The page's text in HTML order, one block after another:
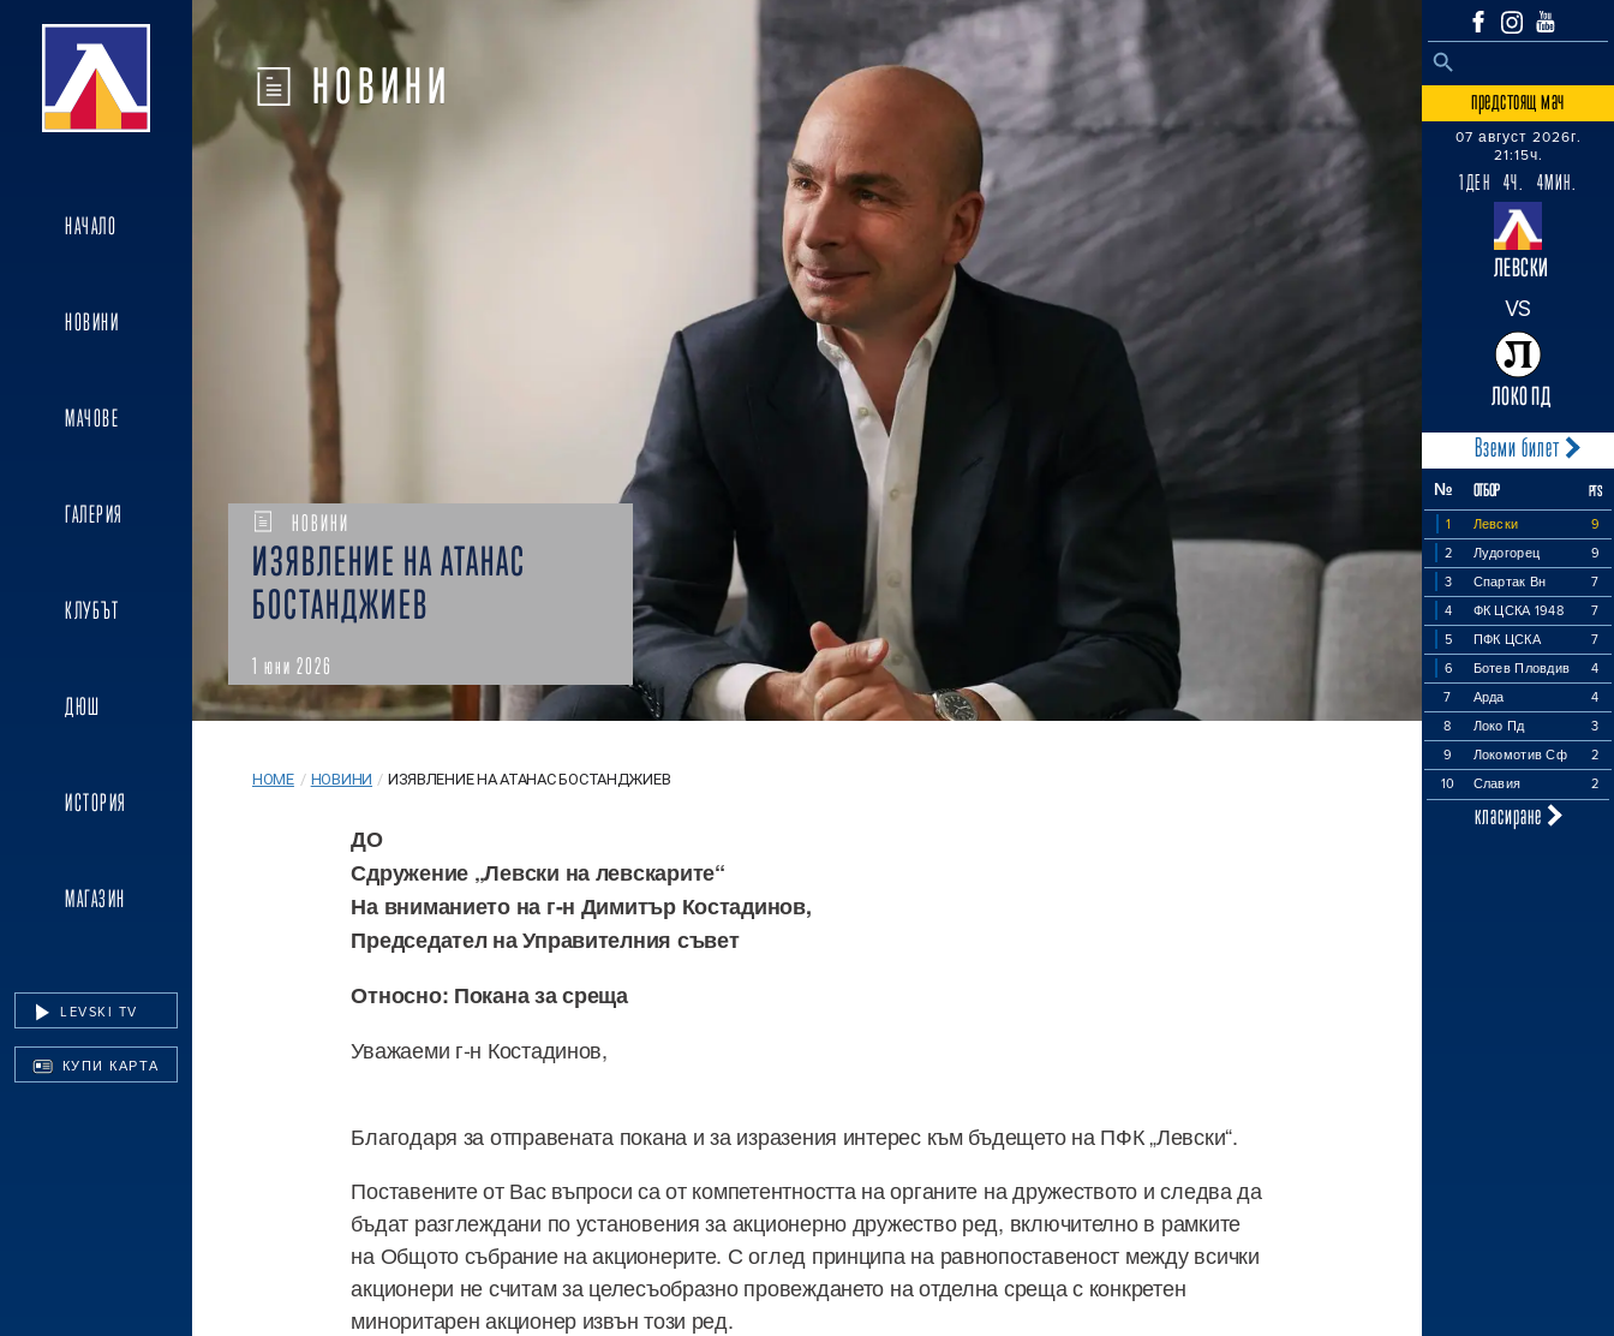
НАЧАЛО
НОВИНИ
МАЧОВЕ
ГАЛЕРИЯ
КЛУБЪТ
ДЮШ
ИСТОРИЯ
МАГАЗИН
LEVSKI TV
КУПИ КАРТА
Search
SEARCH BUTTON
предстоящ мач
07 август 2026г.
21:15ч.
1ДЕН 4Ч. 4МИН.
ЛЕВСКИ
VS
ЛОКО ПД
Вземи билет
№ ОТБОР PTS
1 Левски
9
2
Лудогорец
9
3
Спартак Вн
7
4
ФК ЦСКА 1948
7
5
ПФК ЦСКА
7
6
Ботев Пловдив
4
7
Арда
4
8
Локо Пд
3
9
Локомотив Сф
2
10
Славия 2
класиране
НОВИНИ
НОВИНИ
ИЗЯВЛЕНИЕ НА АТАНАС
БОСТАНДЖИЕВ
1 юни 2026
HOME / НОВИНИ / ИЗЯВЛЕНИЕ НА АТАНАС БОСТАНДЖИЕВ
ДО
Сдружение „Левски на левскарите“
На вниманието на г-н Димитър Костадинов,
Председател на Управителния съвет
Относно: Покана за среща
Уважаеми г-н Костадинов,
Благодаря за отправената покана и за изразения интерес към бъдещето на ПФК „Левски“.
Поставените от Вас въпроси са от компетентността на органите на дружеството и следва да
бъдат разглеждани по установения за акционерно дружество ред, включително в рамките
на Общото събрание на акционерите. С оглед принципа на равнопоставеност между всички
акционери не считам за целесъобразно провеждането на отделна среща с конкретен
миноритарен акционер извън този ред.